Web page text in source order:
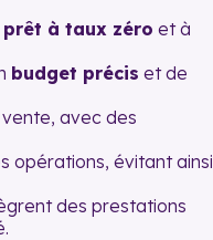
prêt à taux zéro et à
budget précis et de
avec des
opérations, évitant ainsi
des prestations